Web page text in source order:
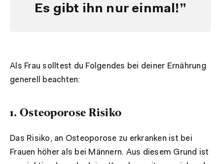
Es gibt ihn nur einmal!”
Als Frau solltest du Folgendes bei deiner Ernährung
generell beachten:
1. Osteoporose Risiko
Das Risiko, an Osteoporose zu erkranken ist bei
Frauen höher als bei Männern. Aus diesem Grund ist